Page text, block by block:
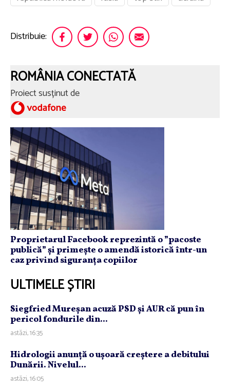
Distribuie:
ROMÂNIA CONECTATĂ
Proiect susținut de
Proprietarul Facebook reprezintă o ”pacoste
publică” și primește o amendă istorică într-un
caz privind siguranța copiilor
ULTIMELE ȘTIRI
Siegfried Mureşan acuză PSD şi AUR că pun în
pericol fondurile din...
astăzi, 16:35
Hidrologii anunţă o uşoară creştere a debitului
Dunării. Nivelul...
astăzi, 16:05